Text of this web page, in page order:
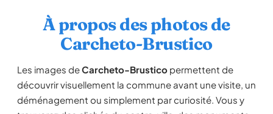
À propos des photos de
Carcheto-Brustico
Les images deCarcheto-Brustico permettent de
découvrir visuellement la commune avant une visite, un
déménagement ou simplement par curiosité. Vous y